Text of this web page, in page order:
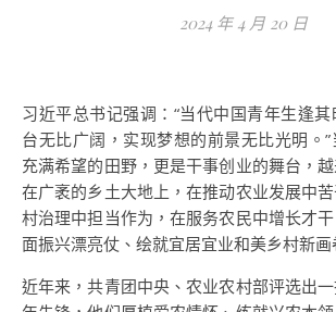
2024 年 4 月 20 日
习近平总书记强调：“当代中国青年生逢
台无比广阔，实现梦想的前景无比光明。
充满希望的田野，更是干事创业的舞台，
在广袤的乡土大地上，在推动农业发展中
村治理中担当作为，在服务农民中增长才
面振兴漂亮仗、绘就宜居宜业和美乡村新画
近年来，共青团中央、农业农村部评选出